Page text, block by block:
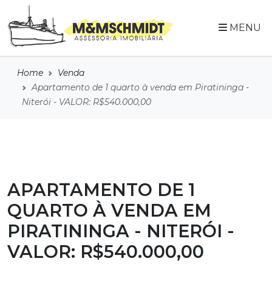
MENU
Home
Venda
Apartamento de 1 quarto à venda em Piratininga -
Niterói - VALOR: R$540.000,00
APARTAMENTO DE 1
QUARTO À VENDA EM
PIRATININGA - NITERÓI -
VALOR: R$540.000,00